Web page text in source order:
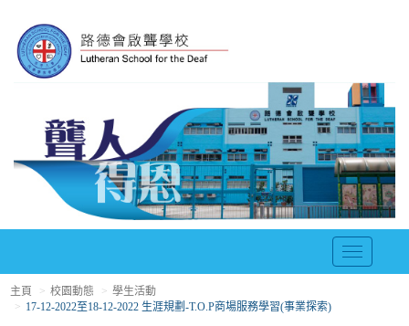
T
o
主頁 校園動態
學生活動
17-12-2022至18-12-2022 生涯規劃-T.O.P商場服務學習(事業探索)